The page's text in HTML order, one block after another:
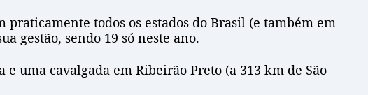
todos os estados do Brasil (e também em
gestão, sendo 19 só neste ano.
uma cavalgada em Ribeirão Preto (a 313 km de São